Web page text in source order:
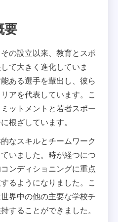
要
の設立以来、教育とスポ
て大きく進化していま
ある選手を輩出し、彼ら
アを代表しています。こ
ットメントと若者スポー
根ざしています。
なスキルとチームワーク
いました。時が経つにつ
ンディショニングに重点
るようになりました。こ
界中の他の主要な学校チ
することができました。